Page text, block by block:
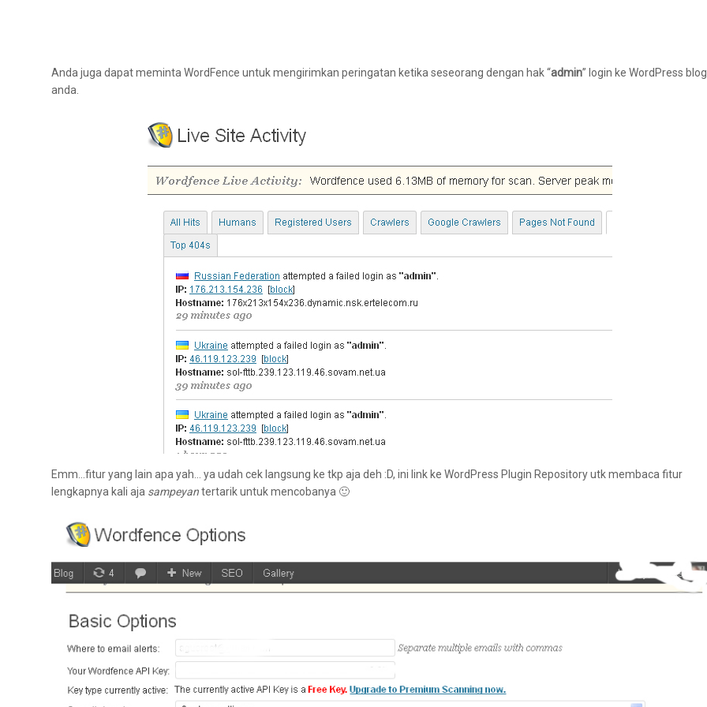
Anda juga dapat meminta WordFence untuk mengirimkan peringatan ketika seseorang dengan hak “admin” login ke WordPress blog
anda.
Emm…fitur yang lain apa yah… ya udah cek langsung ke tkp aja deh :D, ini link ke WordPress Plugin Repository utk membaca fitur
lengkapnya kali aja sampeyantertarik untuk mencobanya 🙂